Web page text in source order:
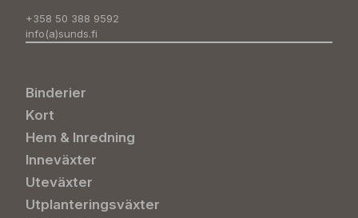
+358 50 388 9592
info(a)sunds.fi
Binderier
Kort
Hem & Inredning
Inneväxter
Uteväxter
Utplanteringsväxter